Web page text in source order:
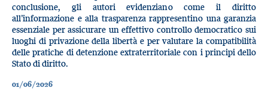
conclusione, gli autori evidenziano come il diritto
all’informazione e alla trasparenza rappresentino una garanzia
essenziale per assicurare un effettivo controllo democratico sui
luoghi di privazione della libertà e per valutare la compatibilità
delle pratiche di detenzione extraterritoriale con i principi dello
Stato di diritto.
01/06/2026